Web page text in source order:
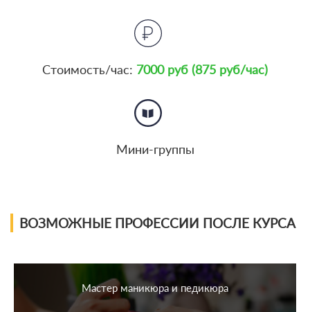
Стоимость/час: 7000 руб (875 руб/час)
Мини-группы
ВОЗМОЖНЫЕ ПРОФЕССИИ ПОСЛЕ КУРСА
Мастер маникюра и педикюра